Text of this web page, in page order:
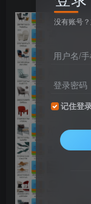
没有账号
用户名/
登录密码
记住登